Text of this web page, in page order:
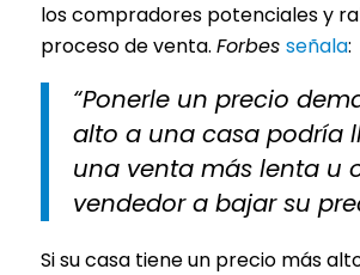
los compradores potenciales y
proceso de venta. Forbes señala:
“Ponerle un precio
alto a una casa podría
una venta más lenta u
vendedor a bajar su
Si su casa tiene un precio más